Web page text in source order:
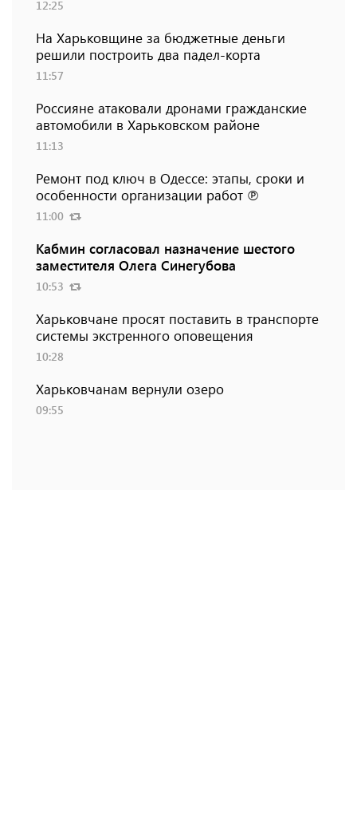
12:25
На Харьковщине за бюджетные деньги
решили построить два падел-корта
11:57
Россияне атаковали дронами гражданские
автомобили в Харьковском районе
11:13
Ремонт под ключ в Одессе: этапы, сроки и
особенности организации работ ℗
11:00
Кабмин согласовал назначение шестого
заместителя Олега Синегубова
10:53
Харьковчане просят поставить в транспорте
системы экстренного оповещения
10:28
Харьковчанам вернули озеро
09:55